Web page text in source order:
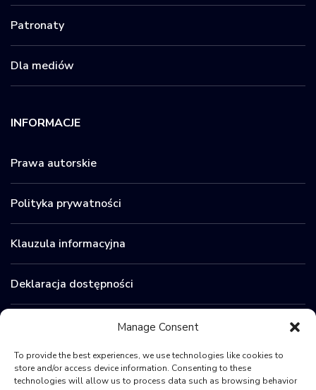
Manage Consent
To provide the best experiences, we use technologies like cookies to
store and/or access device information. Consenting to these
technologies will allow us to process data such as browsing behavior
Patronaty
Dla mediów
INFORMACJE
Prawa autorskie
Polityka prywatności
Klauzula informacyjna
Deklaracja dostępności
Zamówienia publiczne
BIP